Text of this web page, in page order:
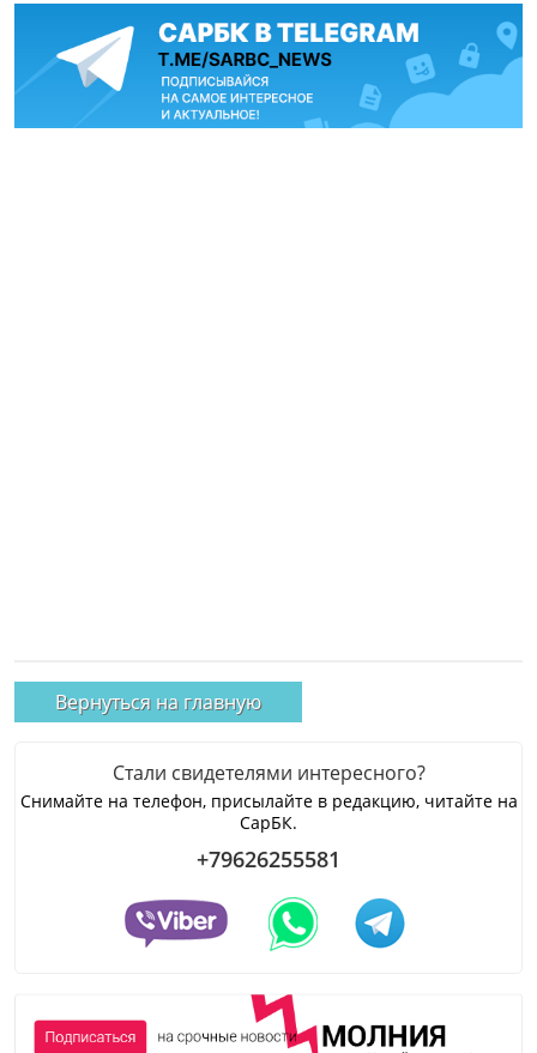
Вернуться на главную
Стали свидетелями интересного?
Снимайте на телефон, присылайте в редакцию, читайте на
СарБК.
+79626255581